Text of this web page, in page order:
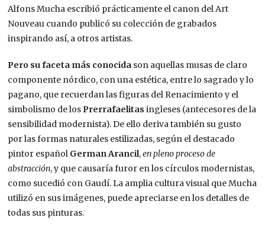
Alfons Mucha escribió prácticamente el canon del Art
Nouveau cuando publicó su colección de grabados
inspirando así, a otros artistas.
Pero su faceta más conocida son aquellas musas de claro
componente nórdico, con una estética, entre lo sagrado y lo
pagano, que recuerdan las figuras del Renacimiento y el
simbolismo de los Prerrafaelitas ingleses (antecesores de la
sensibilidad modernista). De ello deriva también su gusto
por las formas naturales estilizadas, según el destacado
pintor español German Arancil,en pleno proceso de
abstracción, y que causaría furor en los círculos modernistas,
como sucedió con Gaudí. La amplia cultura visual que Mucha
utilizó en sus imágenes, puede apreciarse en los detalles de
todas sus pinturas.